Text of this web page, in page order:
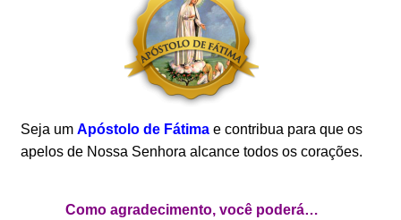
Seja um Apóstolo de Fátima e contribua para que os
apelos de Nossa Senhora alcance todos os corações.
Como agradecimento, você poderá…